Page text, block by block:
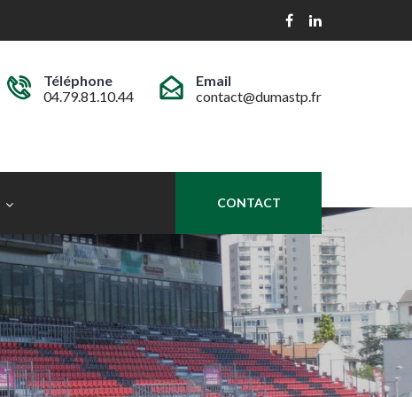
Téléphone
04.79.81.10.44
Email
contact@dumastp.fr
CONTACT